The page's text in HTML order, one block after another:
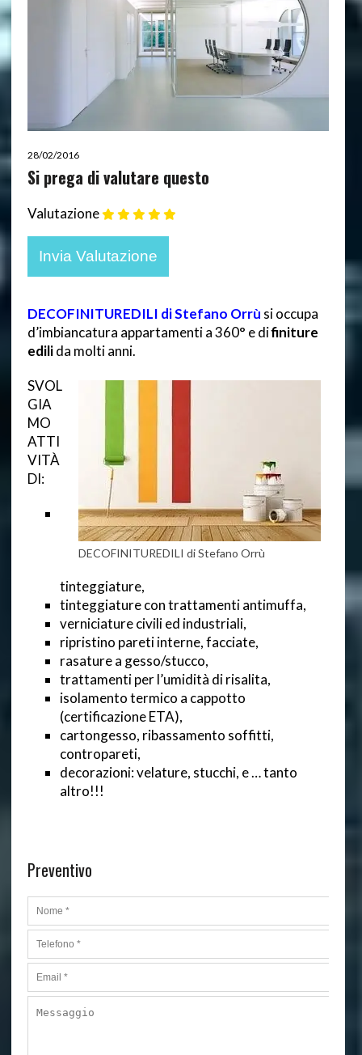
28/02/2016
Si prega di valutare questo
Valutazione
DECOFINITUREDILI di Stefano Orrù si occupa
d’imbiancatura appartamenti a 360° e difiniture
edilida molti anni.
DECOFINITUREDILI di Stefano Orrù
SVOL
GIA
MO
ATTI
VITÀ
DI:
tinteggiature,
tinteggiature con trattamenti antimuffa,
verniciature civili ed industriali,
ripristino pareti interne, facciate,
rasature a gesso/stucco,
trattamenti per l’umidità di risalita,
isolamento termico a cappotto
(certificazione ETA),
cartongesso, ribassamento soffitti,
contropareti,
decorazioni: velature, stucchi, e … tanto
altro!!!
Preventivo